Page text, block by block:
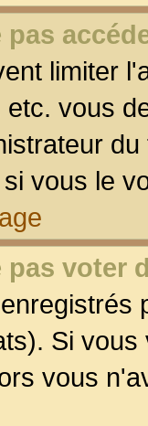
limiter
etc. vous
vous le
voter
Si
vous